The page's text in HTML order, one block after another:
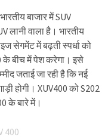
बाजार में SUV
लानी वाला है। भारतीय
सेगमेंट में बढ़ती स्पर्धा को
के बीच में पेश करेगा। इसे
जताई जा रही है कि नई
होगी। XUV400 को S202
के बारे में।
400